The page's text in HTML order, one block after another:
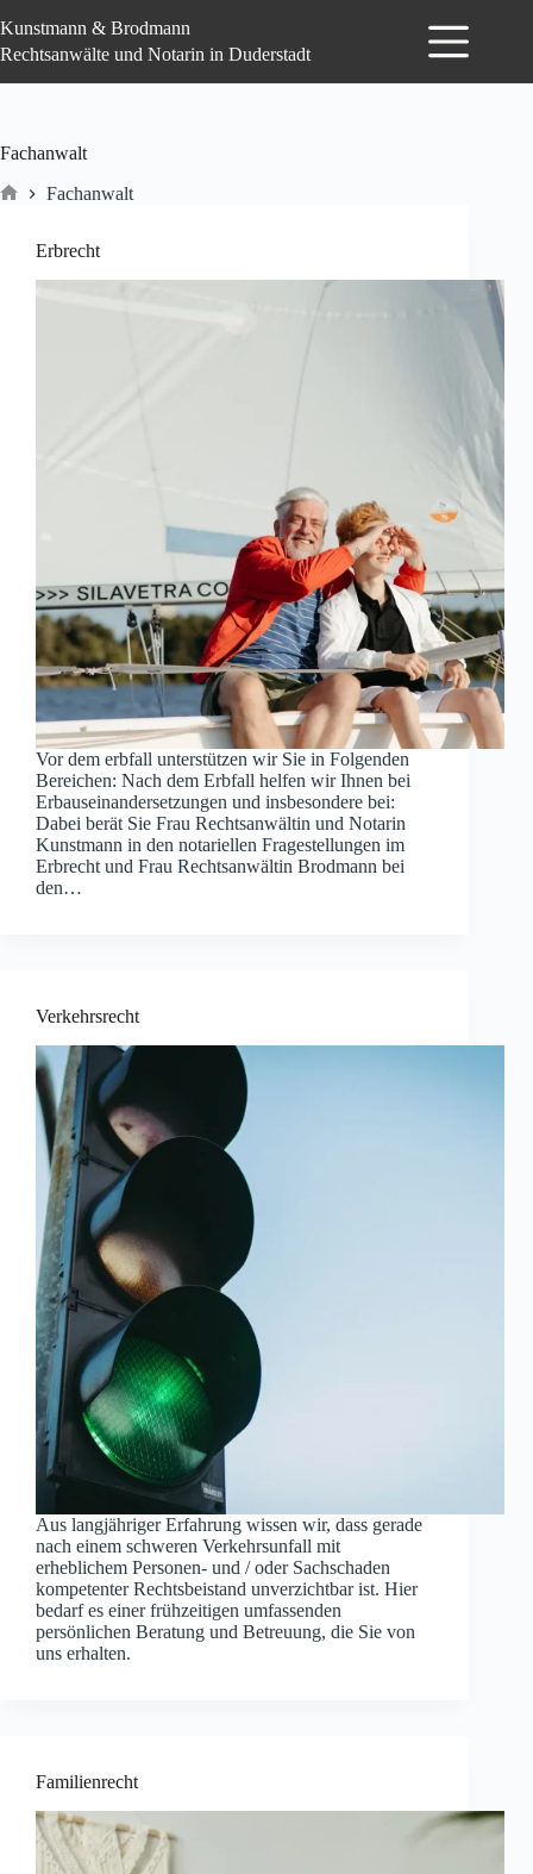
Inhalt
springen
Kunstmann & Brodmann
Rechtsanwälte und Notarin in Duderstadt
Fachanwalt
Fachanwalt
Erbrecht
Vor dem erbfall unterstützen wir Sie in Folgenden
Bereichen: Nach dem Erbfall helfen wir Ihnen bei
Erbauseinandersetzungen und insbesondere bei:
Dabei berät Sie Frau Rechtsanwältin und Notarin
Kunstmann in den notariellen Fragestellungen im
Erbrecht und Frau Rechtsanwältin Brodmann bei
den…
Verkehrsrecht
Aus langjähriger Erfahrung wissen wir, dass gerade
nach einem schweren Verkehrsunfall mit
erheblichem Personen- und / oder Sachschaden
kompetenter Rechtsbeistand unverzichtbar ist. Hier
bedarf es einer frühzeitigen umfassenden
persönlichen Beratung und Betreuung, die Sie von
uns erhalten.
Familienrecht